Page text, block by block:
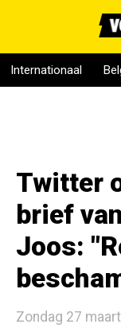
Internationaal
Twitter
brief
Joos:
Zondag 27